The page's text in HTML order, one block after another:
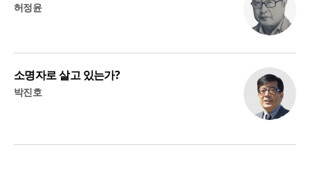
허정윤
소명자로 살고 있는가?
박진호